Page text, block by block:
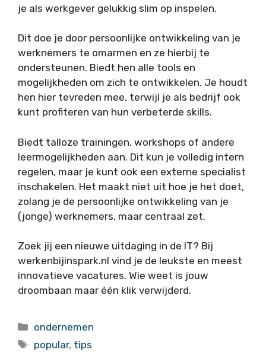
je als werkgever gelukkig slim op inspelen.
Dit doe je door persoonlijke ontwikkeling van je
werknemers te omarmen en ze hierbij te
ondersteunen. Biedt hen alle tools en
mogelijkheden om zich te ontwikkelen. Je houdt
hen hier tevreden mee, terwijl je als bedrijf ook
kunt profiteren van hun verbeterde skills.
Biedt talloze trainingen, workshops of andere
leermogelijkheden aan. Dit kun je volledig intern
regelen, maar je kunt ook een externe specialist
inschakelen. Het maakt niet uit hoe je het doet,
zolang je de persoonlijke ontwikkeling van je
(jonge) werknemers, maar centraal zet.
Zoek jij een nieuwe uitdaging in de IT? Bij
werkenbijinspark.nl vind je de leukste en meest
innovatieve vacatures. Wie weet is jouw
droombaan maar één klik verwijderd.
Categorieën
ondernemen
Tags
popular, tips